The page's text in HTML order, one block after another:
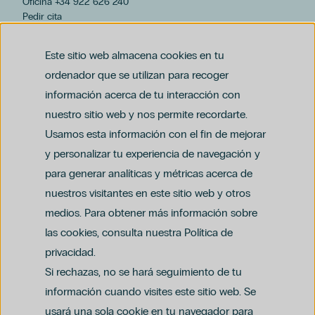
Este sitio web almacena cookies en tu
ordenador que se utilizan para recoger
información acerca de tu interacción con
nuestro sitio web y nos permite recordarte.
Usamos esta información con el fin de mejorar
y personalizar tu experiencia de navegación y
para generar analíticas y métricas acerca de
nuestros visitantes en este sitio web y otros
medios. Para obtener más información sobre
las cookies, consulta nuestra Política de
privacidad.
Si rechazas, no se hará seguimiento de tu
información cuando visites este sitio web. Se
usará una sola cookie en tu navegador para
Pedir cita
Política de privacidad y protección de datos
Política del canal ético (PDF)
Política de compliance penal (PDF)